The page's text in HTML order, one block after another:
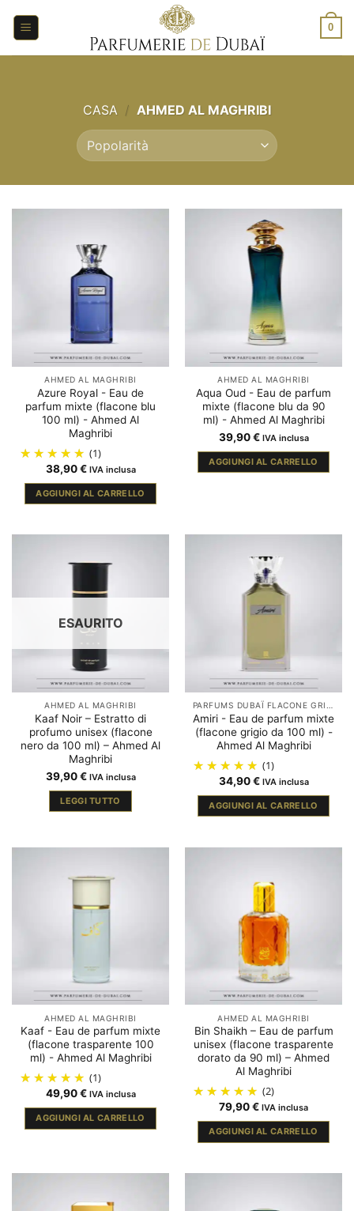
0
CASA / AHMED AL MAGHRIBI
AHMED AL MAGHRIBI
Azure Royal - Eau de
parfum mixte (flacone blu
100 ml) - Ahmed Al
Maghribi
(1)
38,90€ IVA inclusa
AGGIUNGI AL CARRELLO
AHMED AL MAGHRIBI
Aqua Oud - Eau de parfum
mixte (flacone blu da 90
ml) - Ahmed Al Maghribi
39,90€ IVA inclusa
AGGIUNGI AL CARRELLO
ESAURITO
AHMED AL MAGHRIBI
Kaaf Noir – Estratto di
profumo unisex (flacone
nero da 100 ml) – Ahmed Al
Maghribi
39,90€ IVA inclusa
LEGGI TUTTO
Amiri - Eau de parfum mixte
(flacone grigio da 100 ml) -
Ahmed Al Maghribi
(1)
34,90€ IVA inclusa
AGGIUNGI AL CARRELLO
AHMED AL MAGHRIBI
Kaaf - Eau de parfum mixte
(flacone trasparente 100
ml) - Ahmed Al Maghribi
(1)
49,90€ IVA inclusa
AGGIUNGI AL CARRELLO
AHMED AL MAGHRIBI
Bin Shaikh – Eau de parfum
unisex (flacone trasparente
dorato da 90 ml) – Ahmed
Al Maghribi
(2)
79,90€ IVA inclusa
AGGIUNGI AL CARRELLO